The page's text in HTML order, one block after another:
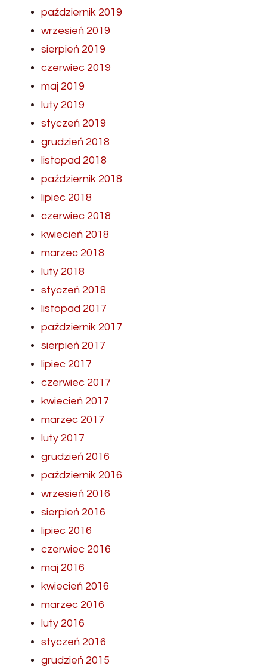
październik 2019
wrzesień 2019
sierpień 2019
czerwiec 2019
maj 2019
luty 2019
styczeń 2019
grudzień 2018
listopad 2018
październik 2018
lipiec 2018
czerwiec 2018
kwiecień 2018
marzec 2018
luty 2018
styczeń 2018
listopad 2017
październik 2017
sierpień 2017
lipiec 2017
czerwiec 2017
kwiecień 2017
marzec 2017
luty 2017
grudzień 2016
październik 2016
wrzesień 2016
sierpień 2016
lipiec 2016
czerwiec 2016
maj 2016
kwiecień 2016
marzec 2016
luty 2016
styczeń 2016
grudzień 2015